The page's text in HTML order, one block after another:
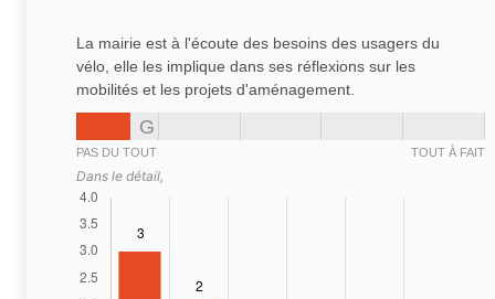
La mairie est à l'écoute des besoins des usagers du
vélo, elle les implique dans ses réflexions sur les
mobilités et les projets d'aménagement.
G
PAS DU TOUT TOUT À FAIT
Dans le détail,